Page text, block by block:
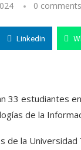
0 comments
Linkedin
33 estudiantes
de la
la